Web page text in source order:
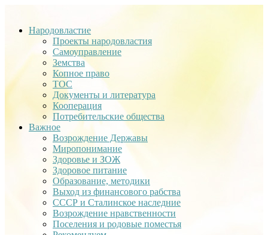
Народовластие
Проекты народовластия
Самоуправление
Земства
Копное право
ТОС
Документы и литература
Кооперация
Потребительские общества
Важное
Возрождение Державы
Миропонимание
Здоровье и ЗОЖ
Здоровое питание
Образование, методики
Выход из финансового рабства
СССР и Сталинское наследние
Возрождение нравственности
Поселения и родовые поместья